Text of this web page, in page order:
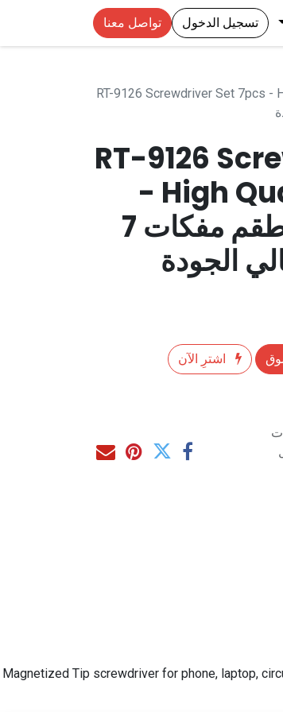
تسجيل الدخول تواصل معنا
RT-9126 Screwdriver Set 7pcs -
RT-9126
- High
Tip Screwdriver طقم مفكات 7
الجودة
اشترِ الآن
Magnetized Tip screwdriver for phone, laptop,